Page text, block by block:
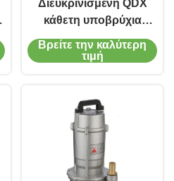
Διευκρινισμένη QDX
κάθετη υποβρύχια
φυγοκεντρική αντλία
υδραντλιών
Βρείτε την καλύτερη
τιμή